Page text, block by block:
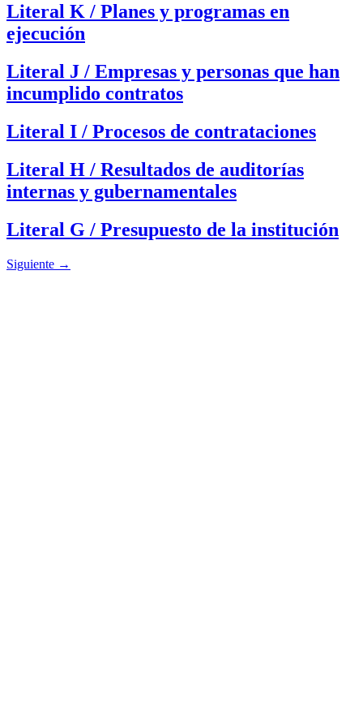
Literal K / Planes y programas en
ejecución
Literal J / Empresas y personas que han
incumplido contratos
Literal I / Procesos de contrataciones
Literal H / Resultados de auditorías
internas y gubernamentales
Literal G / Presupuesto de la institución
Siguiente →